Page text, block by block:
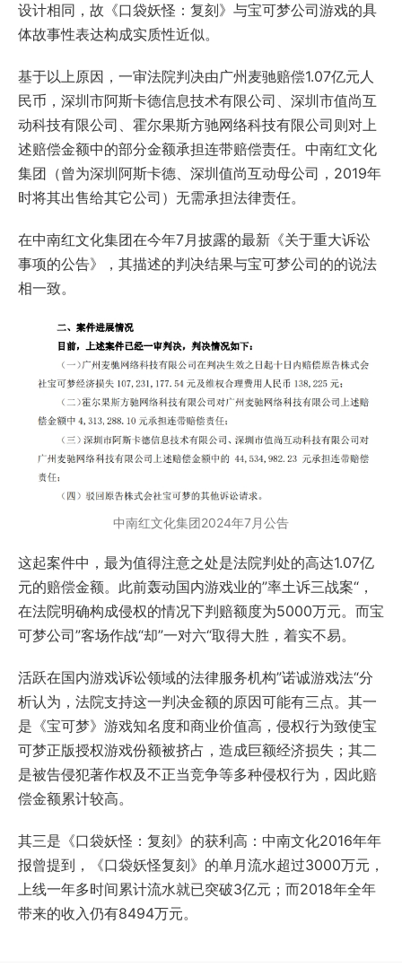
设计相同，故《口袋妖怪：复刻》与宝可梦公司游戏的具
体故事性表达构成实质性近似。
基于以上原因，一审法院判决由广州麦驰赔偿1.07亿元人
民币，深圳市阿斯卡德信息技术有限公司、深圳市值尚互
动科技有限公司、霍尔果斯方驰网络科技有限公司则对上
述赔偿金额中的部分金额承担连带赔偿责任。中南红文化
集团（曾为深圳阿斯卡德、深圳值尚互动母公司，2019年
时将其出售给其它公司）无需承担法律责任。
在中南红文化集团在今年7月披露的最新《关于重大诉讼
事项的公告》，其描述的判决结果与宝可梦公司的的说法
相一致。
中南红文化集团2024年7月公告
这起案件中，最为值得注意之处是法院判处的高达1.07亿
元的赔偿金额。此前轰动国内游戏业的”率土诉三战案“，
在法院明确构成侵权的情况下判赔额度为5000万元。而宝
可梦公司”客场作战“却”一对六“取得大胜，着实不易。
活跃在国内游戏诉讼领域的法律服务机构”诺诚游戏法“分
析认为，法院支持这一判决金额的原因可能有三点。其一
是《宝可梦》游戏知名度和商业价值高，侵权行为致使宝
可梦正版授权游戏份额被挤占，造成巨额经济损失； 其二
是被告侵犯著作权及不正当竞争等多种侵权行为，因此赔
偿金额累计较高。
其三是 《口袋妖怪：复刻》的获利高： 中南文化2016年年
报曾提到，《口袋妖怪复刻》的单月流水超过3000万元，
上线一年多时间累计流水就已突破3亿元；而2018年全年
带来的收入仍有8494万元。